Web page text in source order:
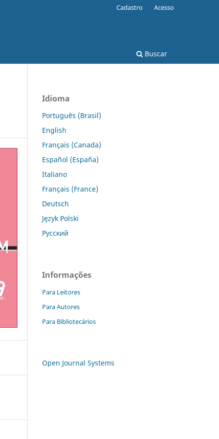
Buscar
Cadastro Acesso
Idioma
Português (Brasil)
English
Français (Canada)
Español (España)
Italiano
Français (France)
Deutsch
Język Polski
Русский
Informações
Para Leitores
Para Autores
Para Bibliotecários
Open Journal Systems